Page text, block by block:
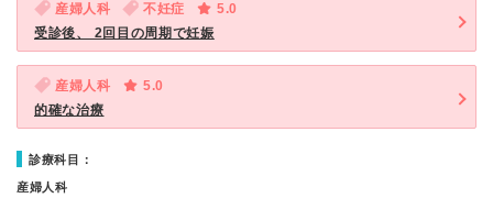
産婦人科 不妊症
5.0
受診後、 2回目の周期で妊娠
産婦人科
5.0
的確な治療
診療科目：
産婦人科